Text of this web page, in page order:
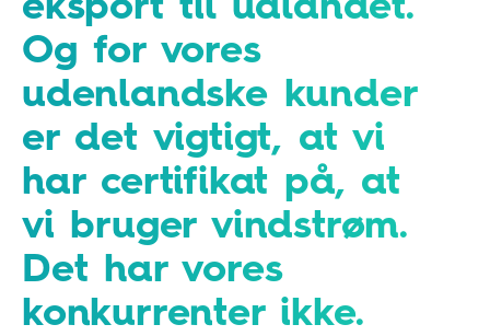
Og for vores
udenlandske kunder
er det vigtigt, at vi
har certifikat på, at
vi bruger vindstrøm.
Det har vores
konkurrenter ikke.